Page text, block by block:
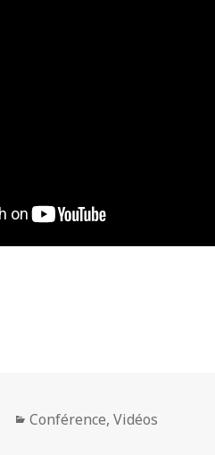
Catégories
Conférence,Vidéos